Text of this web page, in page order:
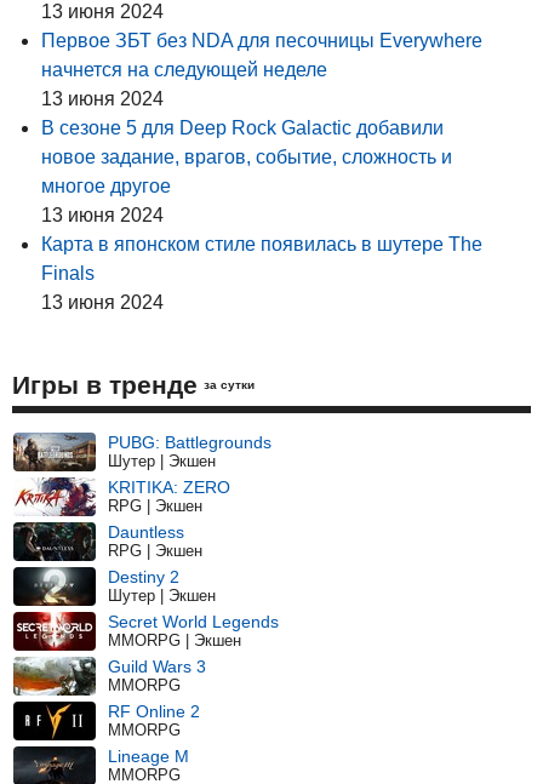
13 июня 2024
Первое ЗБТ без NDA для песочницы Everywhere
начнется на следующей неделе
13 июня 2024
В сезоне 5 для Deep Rock Galactic добавили
новое задание, врагов, событие, сложность и
многое другое
13 июня 2024
Карта в японском стиле появилась в шутере The
Finals
13 июня 2024
Игры в тренде за сутки
PUBG: Battlegrounds
Шутер | Экшен
KRITIKA: ZERO
RPG | Экшен
Dauntless
RPG | Экшен
Destiny 2
Шутер | Экшен
Secret World Legends
MMORPG | Экшен
Guild Wars 3
MMORPG
RF Online 2
MMORPG
Lineage M
MMORPG